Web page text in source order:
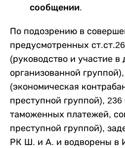
сообщении.
По подозрению в
предусмотренных
(руководство и участие в
организованной
(экономическая
преступной группой),
таможенных платежей,
преступной группой),
РК Ш. и А. и водворены в